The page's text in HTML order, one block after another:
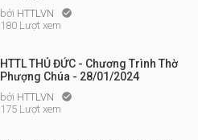
bởi HTTLVN 
180 Lượt xem
HTTL THỦ ĐỨC - Chương Trình Thờ
Phượng Chúa - 28/01/2024
bởi HTTLVN 
175 Lượt xem